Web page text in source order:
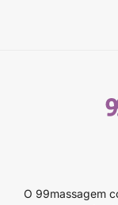
O 99massagem